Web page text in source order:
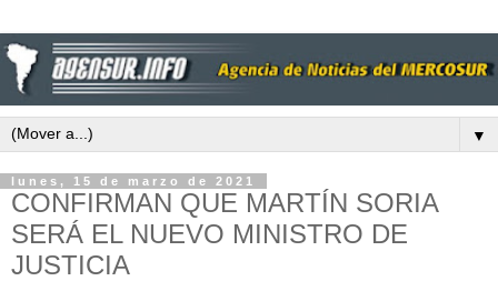
▼
lunes, 15 de marzo de 2021
CONFIRMAN QUE MARTÍN SORIA
SERÁ EL NUEVO MINISTRO DE
JUSTICIA